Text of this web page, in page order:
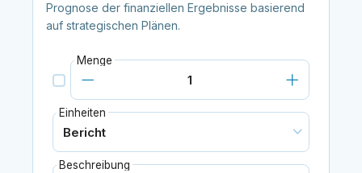
Prognose der finanziellen Ergebnisse basierend
auf strategischen Plänen.
Menge
Einheiten
Beschreibung